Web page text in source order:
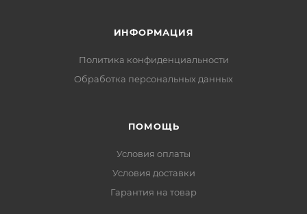
ИНФОРМАЦИЯ
Политика конфиденциальности
Обработка персональных данных
ПОМОЩЬ
Условия оплаты
Условия доставки
Гарантия на товар